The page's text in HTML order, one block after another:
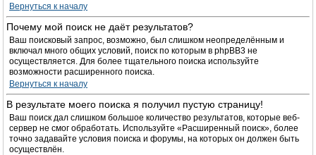
Вернуться к началу
Почему мой поиск не даёт результатов?
Ваш поисковый запрос, возможно, был слишком неопределённым и
включал много общих условий, поиск по которым в phpBB3 не
осуществляется. Для более тщательного поиска используйте
возможности расширенного поиска.
Вернуться к началу
В результате моего поиска я получил пустую страницу!
Ваш поиск дал слишком большое количество результатов, которые веб-
сервер не смог обработать. Используйте «Расширенный поиск», более
точно задавайте условия поиска и форумы, на которых он должен быть
осуществлён.